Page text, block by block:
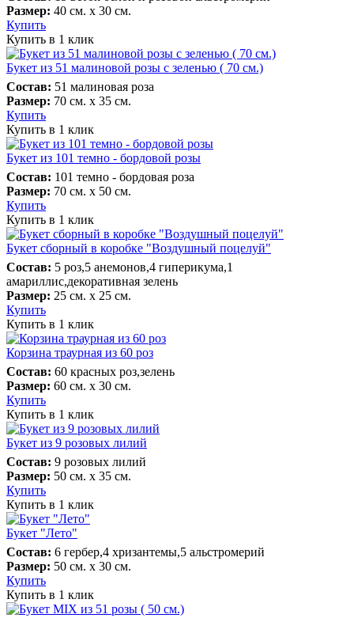
Размер: 40 см. х 30 см.
Купить
Купить в 1 клик
Букет из 51 малиновой розы с зеленью ( 70 см.)
Состав: 51 малиновая роза
Размер: 70 см. х 35 см.
Купить
Купить в 1 клик
Букет из 101 темно - бордовой розы
Состав: 101 темно - бордовая роза
Размер: 70 см. х 50 см.
Купить
Купить в 1 клик
Букет сборный в коробке "Воздушный поцелуй"
Состав: 5 роз,5 анемонов,4 гиперикума,1
амариллис,декоративная зелень
Размер: 25 см. х 25 см.
Купить
Купить в 1 клик
Корзина траурная из 60 роз
Состав: 60 красных роз,зелень
Размер: 60 см. х 30 см.
Купить
Купить в 1 клик
Букет из 9 розовых лилий
Состав: 9 розовых лилий
Размер: 50 см. х 35 см.
Купить
Купить в 1 клик
Букет "Лето"
Состав: 6 гербер,4 хризантемы,5 альстромерий
Размер: 50 см. х 30 см.
Купить
Купить в 1 клик